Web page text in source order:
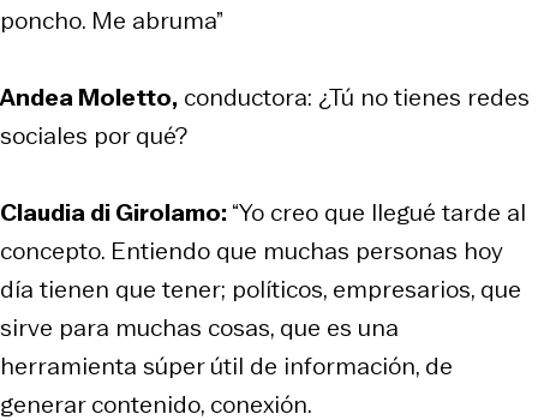
poncho. Me abruma”
Andea Moletto, conductora: ¿Tú no tienes redes
sociales por qué?
Claudia di Girolamo:“Yo creo que llegué tarde al
concepto. Entiendo que muchas personas hoy
día tienen que tener; políticos, empresarios, que
sirve para muchas cosas, que es una
herramienta súper útil de información, de
generar contenido, conexión.